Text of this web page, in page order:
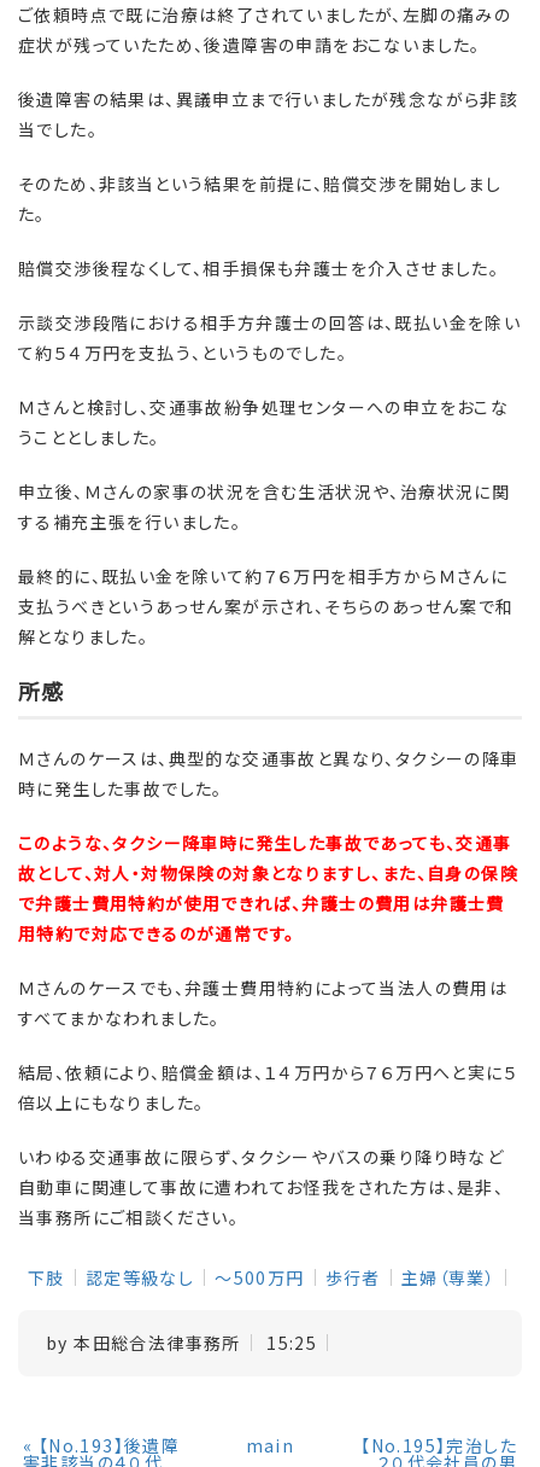
ご依頼時点で既に治療は終了されていましたが、左脚の痛みの
症状が残っていたため、後遺障害の申請をおこないました。
後遺障害の結果は、異議申立まで行いましたが残念ながら非該
当でした。
そのため、非該当という結果を前提に、賠償交渉を開始しまし
た。
賠償交渉後程なくして、相手損保も弁護士を介入させました。
示談交渉段階における相手方弁護士の回答は、既払い金を除い
て約５４万円を支払う、というものでした。
Ｍさんと検討し、交通事故紛争処理センターへの申立をおこな
うこととしました。
申立後、Ｍさんの家事の状況を含む生活状況や、治療状況に関
する補充主張を行いました。
最終的に、既払い金を除いて約７６万円を相手方からＭさんに
支払うべきというあっせん案が示され、そちらのあっせん案で和
解となりました。
所感
Ｍさんのケースは、典型的な交通事故と異なり、タクシーの降車
時に発生した事故でした。
このような、タクシー降車時に発生した事故であっても、交通事
故として、対人・対物保険の対象となりますし、また、自身の保険
で弁護士費用特約が使用できれば、弁護士の費用は弁護士費
用特約で対応できるのが通常です。
Ｍさんのケースでも、弁護士費用特約によって当法人の費用は
すべてまかなわれました。
結局、依頼により、賠償金額は、１４万円から７６万円へと実に５
倍以上にもなりました。
いわゆる交通事故に限らず、タクシーやバスの乗り降り時など
自動車に関連して事故に遭われてお怪我をされた方は、是非、
当事務所にご相談ください。
下肢 認定等級なし ～500万円 歩行者 主婦（専業）
by本田総合法律事務所 15:25
« 【No.193】後遺障
害非該当の４０代
main 【No.195】完治した
２０代会社員の男